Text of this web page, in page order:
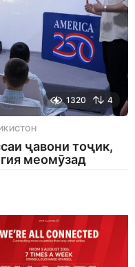
1320 4
ҷавони тоҷик,
меомӯзад